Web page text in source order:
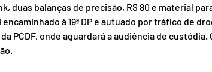
duas balanças de precisão, R$ 80 e material
encaminhado à 19ª DP e autuado por tráfico de
PCDF, onde aguardará a audiência de